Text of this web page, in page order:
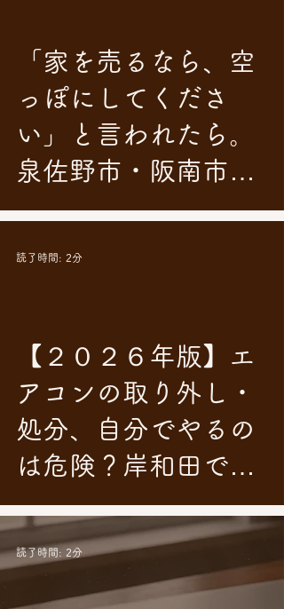
「家を売るなら、空
っぽにしてくださ
い」と言われたら。
泉佐野市・阪南市で
の残置物撤去（空き
【２０２６年版】エ
アコンの取り外し・
処分、自分でやるの
は危険？岸和田での
正しい捨て方と費用
について
読了時間: 2分
読了時間: 2分